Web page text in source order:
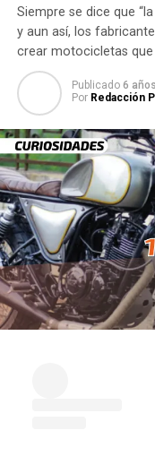
Siempre se dice que
y aun así, los
crear motocicletas
Publicado 6
Por Redacción